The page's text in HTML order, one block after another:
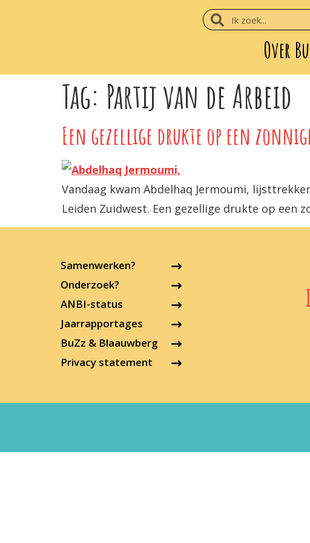
Over
Tag: Partij van de Arbeid
Een gezellige drukte op een
Vandaag kwam Abdelhaq Jermoumi,
Leiden Zuidwest. Een gezellige drukte op een
Samenwerken?
Onderzoek?
ANBI-status
Jaarrapportages
BuZz & Blaauwberg
Privacy statement